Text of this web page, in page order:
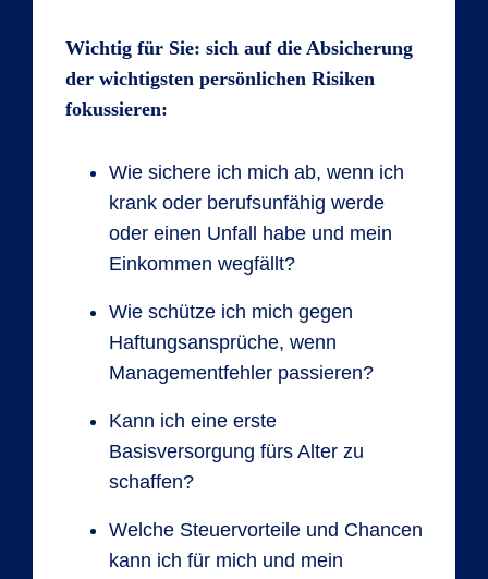
Wichtig für Sie: sich auf die Absicherung
der wichtigsten persönlichen Risiken
fokussieren:
Wie sichere ich mich ab, wenn ich
krank oder berufsunfähig werde
oder einen Unfall habe und mein
Einkommen wegfällt?
Wie schütze ich mich gegen
Haftungsansprüche, wenn
Managementfehler passieren?
Kann ich eine erste
Basisversorgung fürs Alter zu
schaffen?
Welche Steuervorteile und Chancen
kann ich für mich und mein